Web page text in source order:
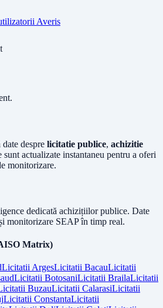
Averis
despre licitatie publice, achizitie
sunt actualizate instantaneu pentru a oferi
monitorizare.
dedicată achizițiilor publice. Date
monitorizare SEAP în timp real.
Matrix)
LicitatiiArgesLicitatii BacauLicitatii
Licitatii BotosaniLicitatii BrailaLicitatii
BuzauLicitatii CalarasiLicitatii
Licitatii ConstantaLicitatii